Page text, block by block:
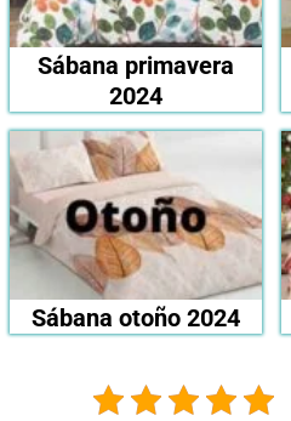
Sábana primavera
2024
Sábana otoño 2024